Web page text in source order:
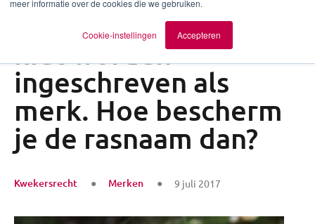
meer informatie over de cookies die we gebruiken.
Cookie-instellingen Accepteren
Een rasnaam mag
niet worden
ingeschreven als
merk. Hoe bescherm
je de rasnaam dan?
Kwekersrecht Merken 9 juli 2017